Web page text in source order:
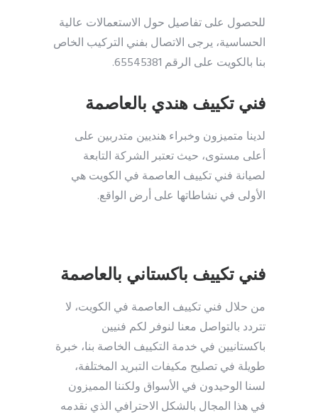
للحصول على تفاصيل حول الاستعمالات عالية
الحساسية، يرجى الاتصال بفني التركيب الخاص
بنا بالكويت على الرقم 65545381.
فني تكييف هندي بالعاصمة
لدينا متميزون وخبراء هنديين متدربين على
أعلى مستوى، حيث تعتبر الشركة التابعة
لصيانة فني تكييف العاصمة في الكويت هي
الأولى في نشاطاتها على أرض الواقع.
فني تكييف باكستاني بالعاصمة
من حلال فني تكييف العاصمة في الكويت، لا
تتردد بالتواصل معنا لنوفر لكم فنيين
باكستانيين في خدمة التكييف الخاصة بنا، خبرة
طويلة في تصليح مكيفات التبريد المختلفة،
لسنا الوحيدون في الأسواق ولكننا المميزون
في هذا المجال بالشكل الاحترافي الذي نقدمه